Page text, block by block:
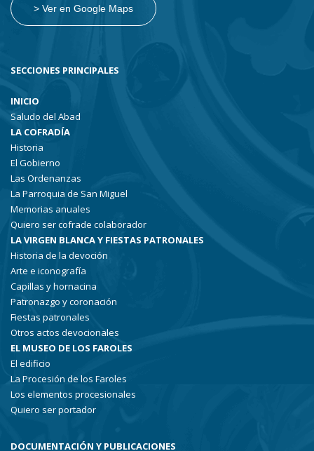
> Ver en Google Maps
SECCIONES PRINCIPALES
INICIO
Saludo del Abad
LA COFRADÍA
Historia
El Gobierno
Las Ordenanzas
La Parroquia de San Miguel
Memorias anuales
Quiero ser cofrade colaborador
LA VIRGEN BLANCA Y FIESTAS PATRONALES
Historia de la devoción
Arte e iconografía
Capillas y hornacina
Patronazgo y coronación
Fiestas patronales
Otros actos devocionales
EL MUSEO DE LOS FAROLES
El edificio
La Procesión de los Faroles
Los elementos procesionales
Quiero ser portador
DOCUMENTACIÓN Y PUBLICACIONES